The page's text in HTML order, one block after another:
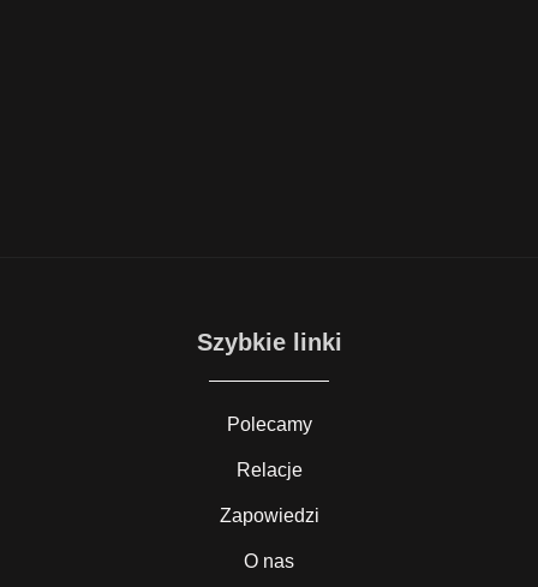
Szybkie linki
Polecamy
Relacje
Zapowiedzi
O nas